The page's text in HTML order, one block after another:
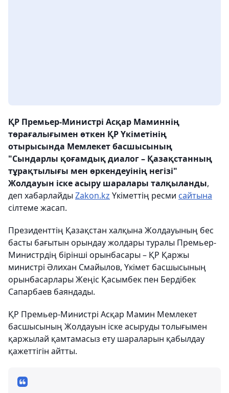
ҚР Премьер-Министрі Асқар Маминнің
төрағалығымен өткен ҚР Үкіметінің
отырысында Мемлекет басшысының
"Сындарлы қоғамдық диалог – Қазақстанның
тұрақтылығы мен өркендеуінің негізі"
Жолдауын іске асыру шаралары талқыланды,
деп хабарлайды Zakon.kz Үкіметтің ресми сайтына
сілтеме жасап.
Президенттің Қазақстан халқына Жолдауының бес
басты бағытын орындау жолдары туралы Премьер-
Министрдің бірінші орынбасары – ҚР Қаржы
министрі Әлихан Смайылов, Үкімет басшысының
орынбасарлары Жеңіс Қасымбек пен Бердібек
Сапарбаев баяндады.
ҚР Премьер-Министрі Асқар Мамин Мемлекет
басшысының Жолдауын іске асыруды толығымен
қаржылай қамтамасыз ету шараларын қабылдау
қажеттігін айтты.